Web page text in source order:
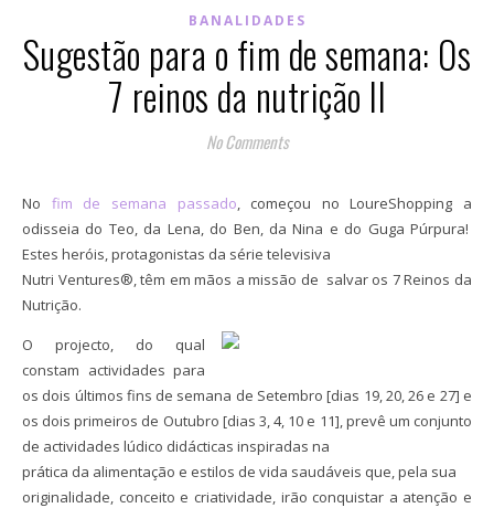
BANALIDADES
Sugestão para o fim de semana: Os
7 reinos da nutrição II
No Comments
No fim de semana passado, começou noLoureShopping a
odisseia do Teo, da Lena, do Ben, da Nina e do Guga Púrpura!
Estes heróis, protagonistas da série televisiva
Nutri Ventures®, têm em mãos a missão de salvar os 7 Reinos da
Nutrição.
O projecto, do qual
constam actividades para
os dois últimos fins de semana de Setembro [dias 19, 20, 26 e 27] e
os dois primeiros de Outubro [dias 3, 4, 10 e 11], prevê um conjunto
de actividades lúdico didácticas inspiradas na
prática da alimentação e estilos de vida saudáveis que, pela sua
originalidade, conceito e criatividade, irão conquistar a atenção e